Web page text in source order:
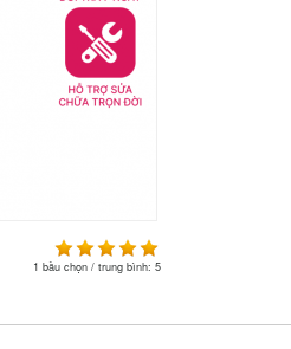
1 bầu chọn / trung bình: 5